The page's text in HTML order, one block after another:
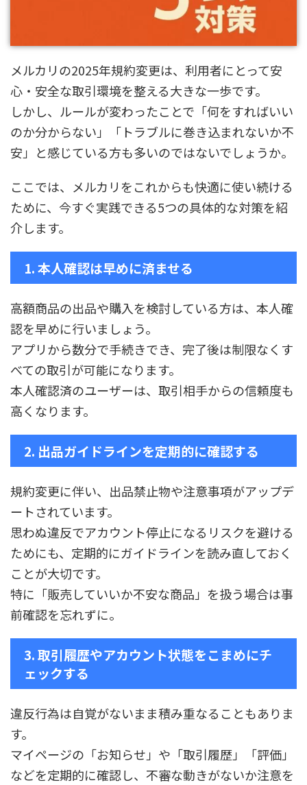
メルカリの2025年規約変更は、利用者にとって安
心・安全な取引環境を整える大きな一歩です。
しかし、ルールが変わったことで「何をすればいい
のか分からない」「トラブルに巻き込まれないか不
安」と感じている方も多いのではないでしょうか。
ここでは、メルカリをこれからも快適に使い続ける
ために、今すぐ実践できる5つの具体的な対策を紹
介します。
1. 本人確認は早めに済ませる
高額商品の出品や購入を検討している方は、本人確
認を早めに行いましょう。
アプリから数分で手続きでき、完了後は制限なくす
べての取引が可能になります。
本人確認済のユーザーは、取引相手からの信頼度も
高くなります。
2. 出品ガイドラインを定期的に確認する
規約変更に伴い、出品禁止物や注意事項がアップデ
ートされています。
思わぬ違反でアカウント停止になるリスクを避ける
ためにも、定期的にガイドラインを読み直しておく
ことが大切です。
特に「販売していいか不安な商品」を扱う場合は事
前確認を忘れずに。
3. 取引履歴やアカウント状態をこまめにチ
ェックする
違反行為は自覚がないまま積み重なることもありま
す。
マイページの「お知らせ」や「取引履歴」「評価」
などを定期的に確認し、不審な動きがないか注意を